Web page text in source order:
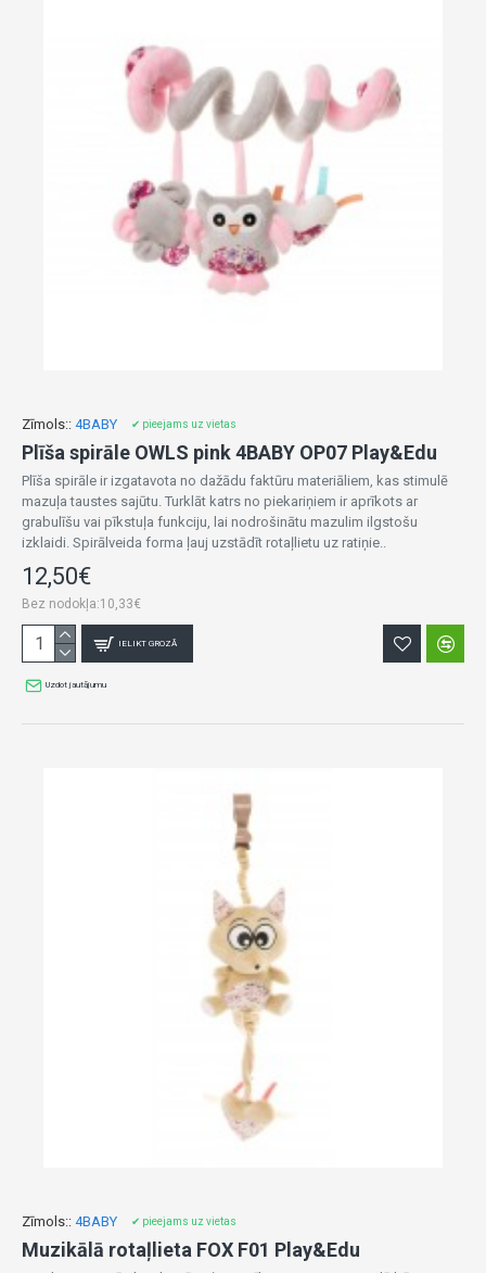
Zīmols:: 4BABY ✔ pieejams uz vietas
Plīša spirāle OWLS pink 4BABY OP07 Play&Edu
Plīša spirāle ir izgatavota no dažādu faktūru materiāliem, kas stimulē
mazuļa taustes sajūtu. Turklāt katrs no piekariņiem ir aprīkots ar
grabulīšu vai pīkstuļa funkciju, lai nodrošinātu mazulim ilgstošu
izklaidi. Spirālveida forma ļauj uzstādīt rotaļlietu uz ratiņie..
12,50€
Bez nodokļa:10,33€
IELIKT GROZĀ
Uzdot jautājumu
Zīmols:: 4BABY ✔ pieejams uz vietas
Muzikālā rotaļlieta FOX F01 Play&Edu